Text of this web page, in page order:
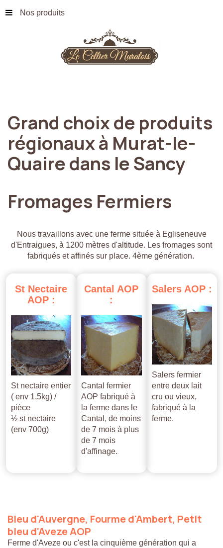
Nos produits
Grand choixde produits
régionauxà Murat-le-
Quairedans leSancy
Fromages Fermiers
Nous travaillons avec une ferme située à Egliseneuve
d'Entraigues, à 1200 mètres d'altitude. Les fromages sont
fabriqués et affinés sur place. 4ème génération.
St Nectaire
AOP :
St nectaire entier
( env 1,5kg) /
pièce
½ st nectaire
(env 700g)
Cantal AOP
:
Cantal fermier
AOP fabriqué à
la ferme dans le
Cantal, de moins
de 7 mois à plus
de 7 mois
d'affinage.
Salers AOP :
Salers fermier
entre deux lait
cru ou vieux,
fabriqué à la
ferme.
Bleu d'Auvergne, Fourmed'Ambert, Petit
bleu d'AvezeAOP
Ferme d'Aveze ou c'est la cinquième génération qui a